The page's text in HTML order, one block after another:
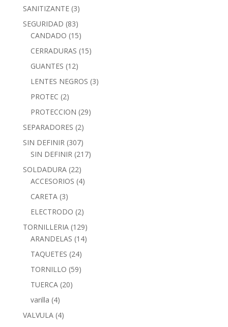
SANITIZANTE (3)
SEGURIDAD (83)
CANDADO (15)
CERRADURAS (15)
GUANTES (12)
LENTES NEGROS (3)
PROTEC (2)
PROTECCION (29)
SEPARADORES (2)
SIN DEFINIR (307)
SIN DEFINIR (217)
SOLDADURA (22)
ACCESORIOS (4)
CARETA (3)
ELECTRODO (2)
TORNILLERIA (129)
ARANDELAS (14)
TAQUETES (24)
TORNILLO (59)
TUERCA (20)
varilla (4)
VALVULA (4)